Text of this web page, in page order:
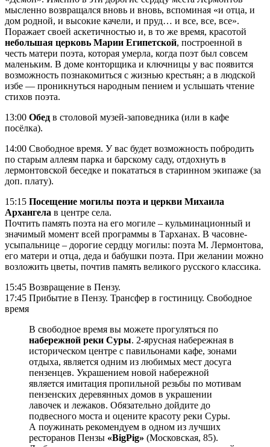
мысленно возвращался вновь и вновь, вспоминая «и отца, и
дом родной, и высокие качели, и пруд… и все, все, все».
Поражает своей аскетичностью и, в то же время, красотой
небольшая церковь Марии Египетской, построенной в
честь матери поэта, которая умерла, когда поэт был совсем
маленьким. В доме конторщика и ключницы у вас появится
возможность познакомиться с жизнью крестьян; а в людской
избе — проникнуться народным пением и услышать чтение
стихов поэта.
13:00 Обед в столовой музей-заповедника (или в кафе
посёлка).
14:00 Свободное время. У вас будет возможность побродить
по старым аллеям парка и барскому саду, отдохнуть в
лермонтовской беседке и покататься в старинном экипаже (за
доп. плату).
15:15 Посещение могилы поэта и церкви Михаила
Архангела в центре села.
Почтить память поэта на его могиле – кульминационный и
значимый момент всей программы в Тарханах. В часовне-
усыпальнице – дорогие сердцу могилы: поэта М. Лермонтова,
его матери и отца, деда и бабушки поэта. При желании можно
возложить цветы, почтив память великого русского классика.
15:45 Возвращение в Пензу.
17:45 Прибытие в Пензу. Трансфер в гостиницу. Свободное
время
В свободное время вы можете прогуляться по
набережной реки Суры. 2-ярусная набережная в
историческом центре с павильонами кафе, зонами
отдыха, является одним из любимых мест досуга
пензенцев. Украшением новой набережной
является имитация пропильной резьбы по мотивам
пензенских деревянных домов в украшении
лавочек и лежаков. Обязательно дойдите до
подвесного моста и оцените красоту реки Суры.
А поужинать рекомендуем в одном из лучших
ресторанов Пензы «BigPig» (Московская, 85).